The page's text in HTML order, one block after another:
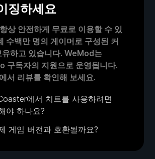
징하세요
상 안전하게 무료로 이용할 수 있
수백만 명의 게이머로 구성된 커
유하고 있습니다. WeMod는
구독자의 지원으로 운영됩니다.
에서 리뷰를 확인해 보세요.
에서 치트를 사용하려면
야 하나요?
게임 버전과 호환될까요?